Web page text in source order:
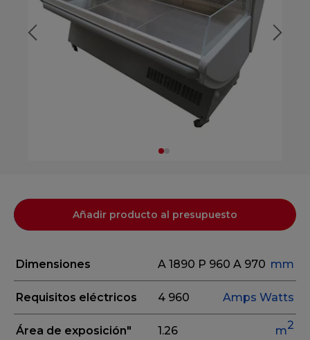
Añadir producto al presupuesto
Dimensiones A 1890 P 960 A 970 mm
Requisitos eléctricos 4 960 Amps Watts
Área de exposición" 1.26 m2